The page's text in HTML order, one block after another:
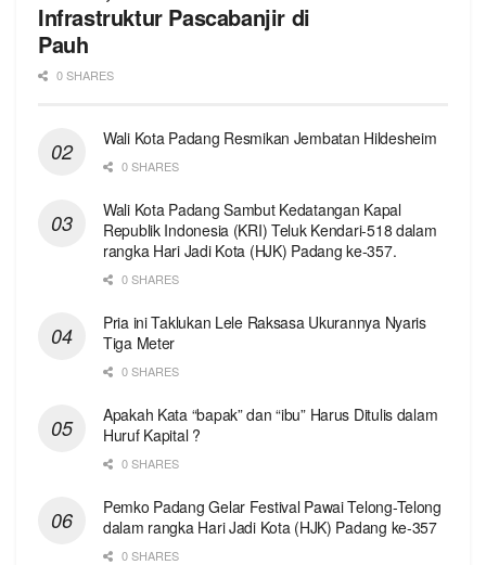
Infrastruktur Pascabanjir di
Pauh
0 SHARES
Wali Kota Padang Resmikan Jembatan Hildesheim
0 SHARES
Wali Kota Padang Sambut Kedatangan Kapal
Republik Indonesia (KRI) Teluk Kendari-518 dalam
rangka Hari Jadi Kota (HJK) Padang ke-357.
0 SHARES
Pria ini Taklukan Lele Raksasa Ukurannya Nyaris
Tiga Meter
0 SHARES
Apakah Kata “bapak” dan “ibu” Harus Ditulis dalam
Huruf Kapital ?
0 SHARES
Pemko Padang Gelar Festival Pawai Telong-Telong
dalam rangka Hari Jadi Kota (HJK) Padang ke-357
0 SHARES